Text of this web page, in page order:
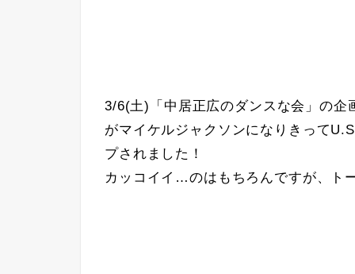
3/6(土)「中居正広のダンスな会」の企
がマイケルジャクソンになりきって
プされました！
カッコイイ…のはもちろんですが、ト